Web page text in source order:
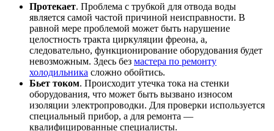
Протекает. Проблема с трубкой для отвода воды
является самой частой причиной неисправности. В
равной мере проблемой может быть нарушение
целостность тракта циркуляции фреона, а,
следовательно, функционирование оборудования будет
невозможным. Здесь без мастера по ремонту
холодильника сложно обойтись.
Бьет током. Происходит утечка тока на стенки
оборудования, что может быть вызвано износом
изоляции электропроводки. Для проверки используется
специальный прибор, а для ремонта —
квалифицированные специалисты.